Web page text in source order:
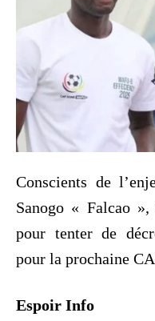
Conscients de
Sanogo « Falcao
pour tenter de
pour la prochaine
Espoir Info